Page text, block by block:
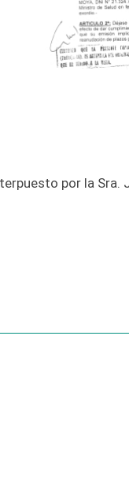
por la Sra.